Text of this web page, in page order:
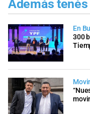
Además
En
300